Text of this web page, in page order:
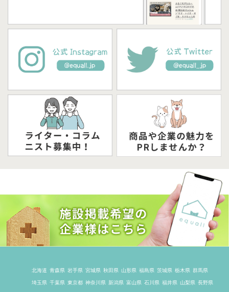
北海道 青森県 岩手県 宮城県 秋田県 山形県 福島県 茨城県 栃木県 群馬県
埼玉県 千葉県 東京都 神奈川県 新潟県 富山県 石川県 福井県 山梨県 長野県